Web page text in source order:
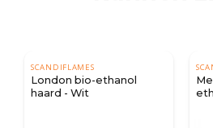
SCANDIFLAMES
London bio-ethanol
haard - Wit